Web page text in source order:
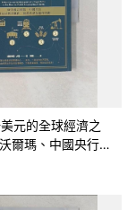
美元的全球經濟之
爾瑪、中國央行到
，洞悉世界的運作
妮‧大衛（Dharshini